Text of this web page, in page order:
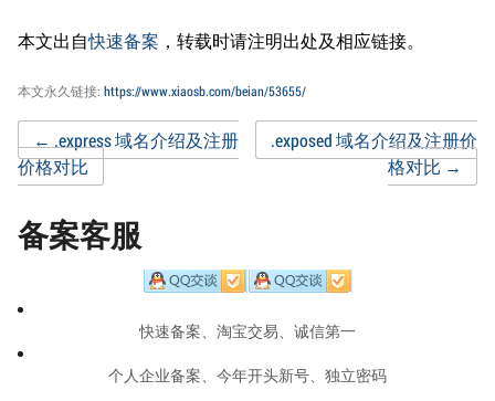
本文出自快速备案 ，转载时请注明出处及相应链接。
本文永久链接: https://www.xiaosb.com/beian/53655/
Post
navigation
← .express 域名介绍及注册
价格对比
.exposed 域名介绍及注册价
格对比→
备案客服
快速备案、淘宝交易、诚信第一
个人企业备案、今年开头新号、独立密码